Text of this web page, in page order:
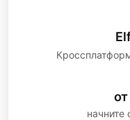
начните